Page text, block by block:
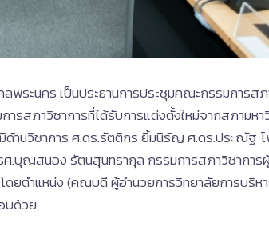
ระนคร เป็นประธานการประชุมคณะกรรมการส
ภาวิชาการที่ได้รับการแต่งตั้งใหม่จากสภามหา
านวิชาการ ศ.ดร.รัตติกร ยิ้มนิรัญ ศ.ดร.ประณัฐ โ
.บุญสนอง รัตนสุนทรากุล กรรมการสภาวิชากา
ตำแหน่ง (คณบดี ผู้อำนวยการวิทยาลัยการบริห
บด้วย